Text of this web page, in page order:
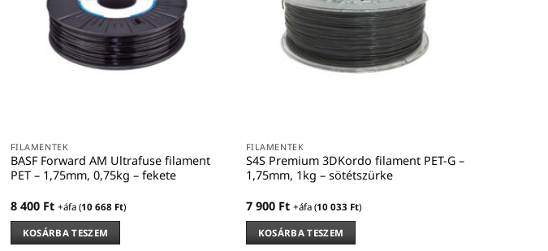
FILAMENTEK
BASF Forward AM Ultrafuse filament
PET – 1,75mm, 0,75kg – fekete
8 400 Ft +áfa (10 668 Ft)
KOSÁRBA TESZEM
FILAMENTEK
S4S Premium 3DKordo filament PET-G –
1,75mm, 1kg – sötétszürke
7 900 Ft +áfa (10 033 Ft)
KOSÁRBA TESZEM